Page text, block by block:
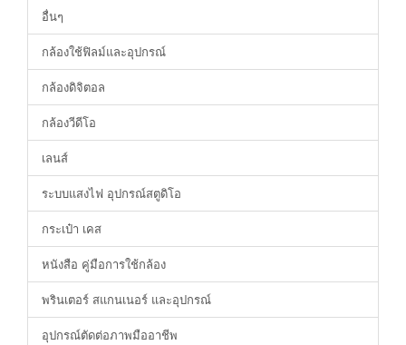
อื่นๆ
กล้องใช้ฟิลม์และอุปกรณ์
กล้องดิจิตอล
กล้องวีดีโอ
เลนส์
ระบบแสงไฟ อุปกรณ์สตูดิโอ
กระเป๋า เคส
หนังสือ คู่มือการใช้กล้อง
พรินเตอร์ สแกนเนอร์ และอุปกรณ์
อุปกรณ์ตัดต่อภาพมืออาชีพ